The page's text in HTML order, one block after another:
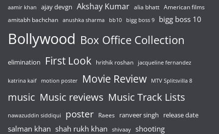
aamir khan ajay devgn Akshay Kumar alia bhatt American films
amitabh bachchan anushka sharma bb10 bigg boss 9 bigg boss 10
Bollywood Box Office Collection
elimination First Look hrithik roshan jacqueline fernandez
katrina kaif motion poster Movie Review MTV Splitsvilla 8
music Music reviews Music Track Lists
nawazuddin siddiqui poster Raees ranveer singh release date
salman khan shah rukh khan shivaay shooting